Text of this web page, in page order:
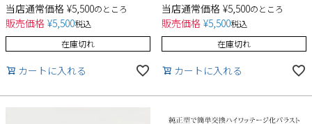
当店通常価格 ¥5,500のところ
販売価格 ¥5,500税込
在庫切れ
カートに入れる
当店通常価格 ¥5,500のところ
販売価格 ¥5,500税込
在庫切れ
カートに入れる